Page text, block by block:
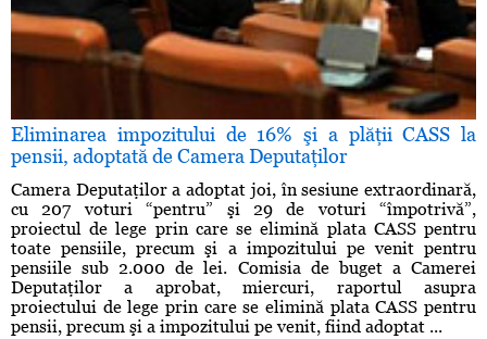
Eliminarea impozitului de 16% şi a plăţii CASS la
pensii, adoptată de Camera Deputaţilor
Camera Deputaţilor a adoptat joi, în sesiune extraordinară,
cu 207 voturi “pentru” şi 29 de voturi “împotrivă”,
proiectul de lege prin care se elimină plata CASS pentru
toate pensiile, precum şi a impozitului pe venit pentru
pensiile sub 2.000 de lei. Comisia de buget a Camerei
Deputaţilor a aprobat, miercuri, raportul asupra
proiectului de lege prin care se elimină plata CASS pentru
pensii, precum şi a impozitului pe venit, fiind adoptat ...